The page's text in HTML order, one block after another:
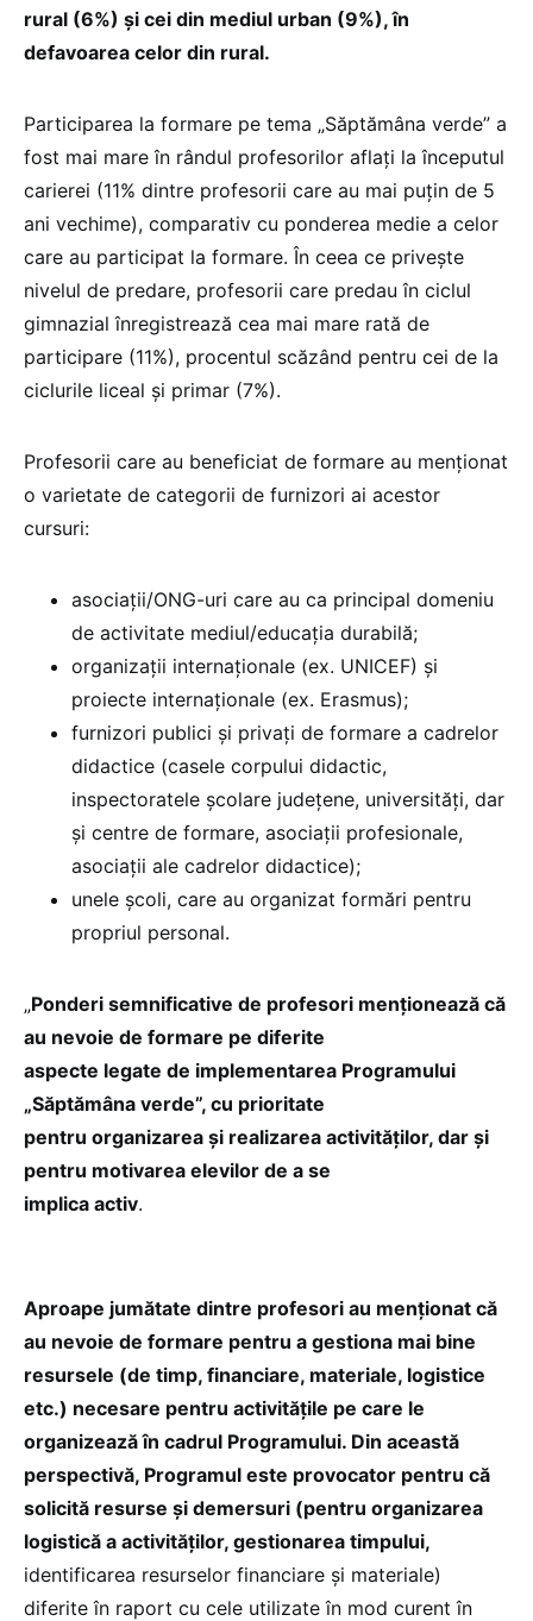
rural (6%) și cei din mediul urban (9%), în
defavoarea celor din rural.
Participarea la formare pe tema „Săptămâna verde” a
fost mai mare în rândul profesorilor aflați la începutul
carierei (11% dintre profesorii care au mai puțin de 5
ani vechime), comparativ cu ponderea medie a celor
care au participat la formare. În ceea ce privește
nivelul de predare, profesorii care predau în ciclul
gimnazial înregistrează cea mai mare rată de
participare (11%), procentul scăzând pentru cei de la
ciclurile liceal și primar (7%).
Profesorii care au beneficiat de formare au menționat
o varietate de categorii de furnizori ai acestor
cursuri:
asociații/ONG-uri care au ca principal domeniu
de activitate mediul/educația durabilă;
organizații internaționale (ex. UNICEF) și
proiecte internaționale (ex. Erasmus);
furnizori publici și privați de formare a cadrelor
didactice (casele corpului didactic,
inspectoratele școlare județene, universități, dar
și centre de formare, asociații profesionale,
asociații ale cadrelor didactice);
unele școli, care au organizat formări pentru
propriul personal.
„Ponderi semnificative de profesori menționează că
au nevoie de formare pe diferite
aspecte legate de implementarea Programului
„Săptămâna verde”, cu prioritate
pentru organizarea și realizarea activităților, dar și
pentru motivarea elevilor de a se
implica activ.
Aproape jumătate dintre profesori au menționat că
au nevoie de formare pentru a gestiona mai bine
resursele (de timp, financiare, materiale, logistice
etc.) necesare pentru activitățile pe care le
organizează în cadrul Programului. Din această
perspectivă, Programul este provocator pentru că
solicită resurse și demersuri (pentru organizarea
logistică a activităților, gestionarea timpului,
identificarea resurselor financiare și materiale)
diferite în raport cu cele utilizate în mod curent în